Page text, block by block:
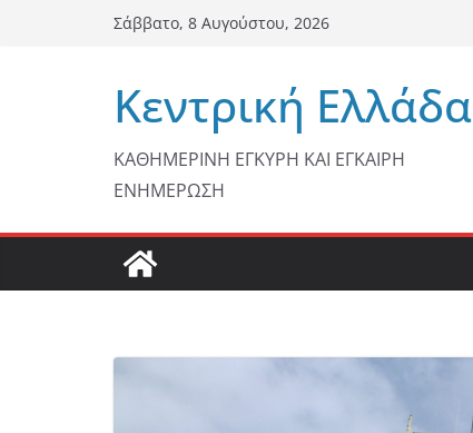
Σάββατο, 8 Αυγούστου, 2026
Κεντρική Ελλάδα
ΚΑΘΗΜΕΡΙΝΗ ΕΓΚΥΡΗ ΚΑΙ ΕΓΚΑΙΡΗ
ΕΝΗΜΕΡΩΣΗ